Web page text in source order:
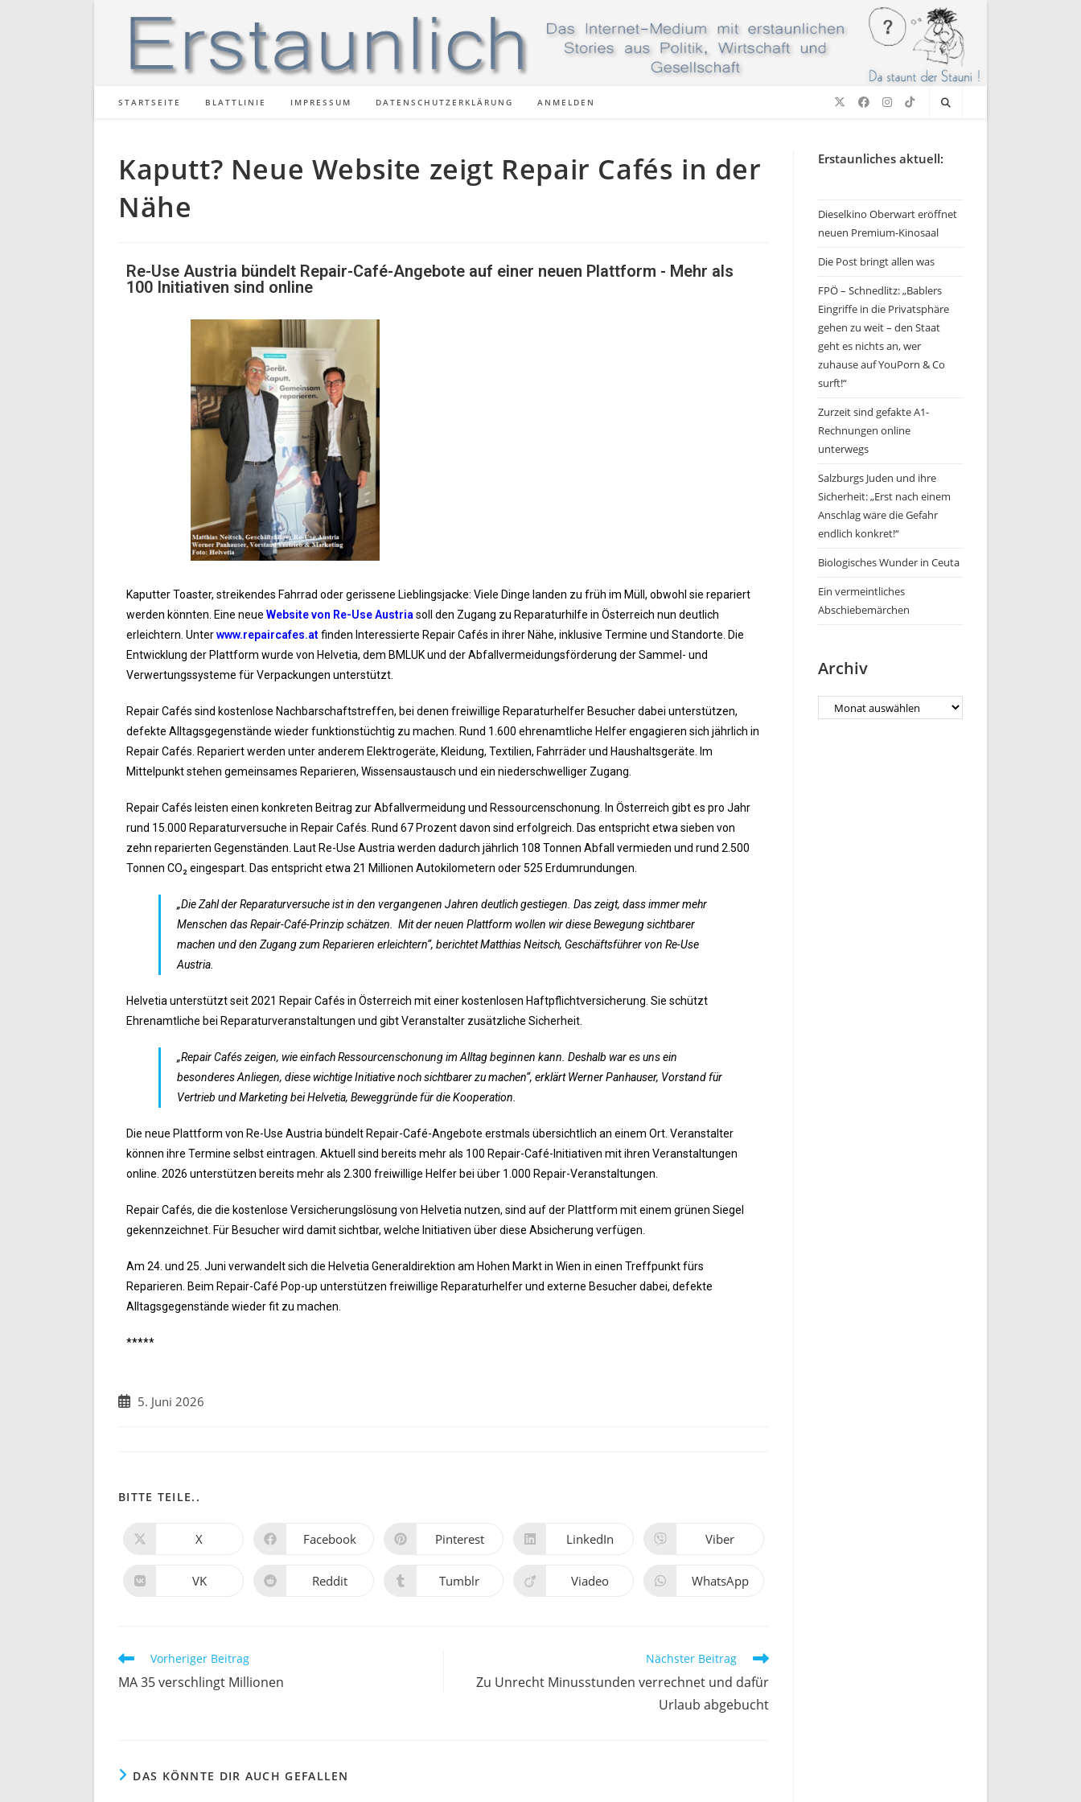
STARTSEITE BLATTLINIE IMPRESSUM DATENSCHUTZERKLÄRUNG ANMELDEN
Kaputt? Neue Website zeigt Repair Cafés in der
Nähe
Re-Use Austria bündelt Repair-Café-Angebote auf einer neuen Plattform - Mehr als
100 Initiativen sind online
Kaputter Toaster, streikendes Fahrrad oder gerissene Lieblingsjacke: Viele Dinge landen zu früh im Müll, obwohl sie repariert
werden könnten. Eine neue Website von Re-Use Austria soll den Zugang zu Reparaturhilfe in Österreich nun deutlich
erleichtern. Unterwww.repaircafes.atfinden Interessierte Repair Cafés in ihrer Nähe, inklusive Termine und Standorte. Die
Entwicklung der Plattform wurde von Helvetia, dem BMLUK und der Abfallvermeidungsförderung der Sammel- und
Verwertungssysteme für Verpackungen unterstützt.
Repair Cafés sind kostenlose Nachbarschaftstreffen, bei denen freiwillige Reparaturhelfer Besucher dabei unterstützen,
defekte Alltagsgegenstände wieder funktionstüchtig zu machen. Rund 1.600 ehrenamtliche Helfer engagieren sich jährlich in
Repair Cafés. Repariert werden unter anderem Elektrogeräte, Kleidung, Textilien, Fahrräder und Haushaltsgeräte. Im
Mittelpunkt stehen gemeinsames Reparieren, Wissensaustausch und ein niederschwelliger Zugang.
Repair Cafés leisten einen konkreten Beitrag zur Abfallvermeidung und Ressourcenschonung. In Österreich gibt es pro Jahr
rund 15.000 Reparaturversuche in Repair Cafés. Rund 67 Prozent davon sind erfolgreich. Das entspricht etwa sieben von
zehn reparierten Gegenständen. Laut Re-Use Austria werden dadurch jährlich 108 Tonnen Abfall vermieden und rund 2.500
Tonnen CO₂ eingespart. Das entspricht etwa 21 Millionen Autokilometern oder 525 Erdumrundungen.
„Die Zahl der Reparaturversuche ist in den vergangenen Jahren deutlich gestiegen. Das zeigt, dass immer mehr
Menschen das Repair-Café-Prinzip schätzen. Mit der neuen Plattform wollen wir diese Bewegung sichtbarer
machen und den Zugang zum Reparieren erleichtern“, berichtet Matthias Neitsch, Geschäftsführer von Re-Use
Austria.
Helvetia unterstützt seit 2021 Repair Cafés in Österreich mit einer kostenlosen Haftpflichtversicherung. Sie schützt
Ehrenamtliche bei Reparaturveranstaltungen und gibt Veranstalter zusätzliche Sicherheit.
„Repair Cafés zeigen, wie einfach Ressourcenschonung im Alltag beginnen kann. Deshalb war es uns ein
besonderes Anliegen, diese wichtige Initiative noch sichtbarer zu machen“, erklärt Werner Panhauser, Vorstand für
Vertrieb und Marketing bei Helvetia, Beweggründe für die Kooperation.
Die neue Plattform von Re-Use Austria bündelt Repair-Café-Angebote erstmals übersichtlich an einem Ort. Veranstalter
können ihre Termine selbst eintragen. Aktuell sind bereits mehr als 100 Repair-Café-Initiativen mit ihren Veranstaltungen
online. 2026 unterstützen bereits mehr als 2.300 freiwillige Helfer bei über 1.000 Repair-Veranstaltungen.
Repair Cafés, die die kostenlose Versicherungslösung von Helvetia nutzen, sind auf der Plattform mit einem grünen Siegel
gekennzeichnet. Für Besucher wird damit sichtbar, welche Initiativen über diese Absicherung verfügen.
Am 24. und 25. Juni verwandelt sich die Helvetia Generaldirektion am Hohen Markt in Wien in einen Treffpunkt fürs
Reparieren. Beim Repair-Café Pop-up unterstützen freiwillige Reparaturhelfer und externe Besucher dabei, defekte
Alltagsgegenstände wieder fit zu machen.
*****
5. Juni 2026
BITTE TEILE..
X Facebook Pinterest LinkedIn Viber
VK Reddit Tumblr Viadeo WhatsApp
Vorheriger Beitrag
MA 35 verschlingt Millionen
Nächster Beitrag
Zu Unrecht Minusstunden verrechnet und dafür
Urlaub abgebucht
DAS KÖNNTE DIR AUCH GEFALLEN
Erstaunliches aktuell:
Dieselkino Oberwart eröffnet
neuen Premium-Kinosaal
Die Post bringt allen was
FPÖ – Schnedlitz: „Bablers
Eingriffe in die Privatsphäre
gehen zu weit – den Staat
geht es nichts an, wer
zuhause auf YouPorn & Co
surft!“
Zurzeit sind gefakte A1-
Rechnungen online
unterwegs
Salzburgs Juden und ihre
Sicherheit: „Erst nach einem
Anschlag wäre die Gefahr
endlich konkret!“
Biologisches Wunder in Ceuta
Ein vermeintliches
Abschiebemärchen
Archiv